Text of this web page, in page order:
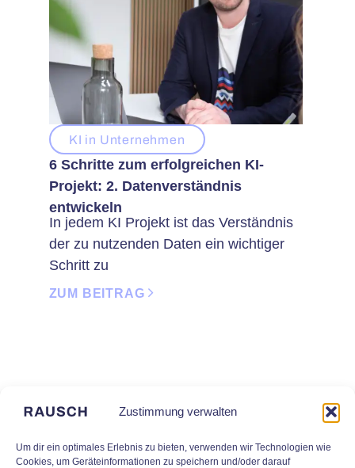
Zustimmung verwalten
Um dir ein optimales Erlebnis zu bieten, verwenden wir Technologien wie
Cookies, um Geräteinformationen zu speichern und/oder darauf
KI in Unternehmen
6 Schritte zum erfolgreichen KI-
Projekt: 2. Datenverständnis
entwickeln
In jedem KI Projekt ist das Verständnis
der zu nutzenden Daten ein wichtiger
Schritt zu
ZUM BEITRAG